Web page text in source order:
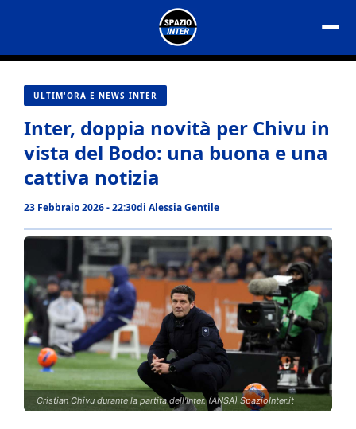
contenuto
ULTIM'ORA E NEWS INTER
Inter, doppia novità per Chivu in
vista del Bodo: una buona e una
cattiva notizia
23 Febbraio 2026 - 22:30di Alessia Gentile
Cristian Chivu durante la partita dell'Inter. (ANSA) SpazioInter.it